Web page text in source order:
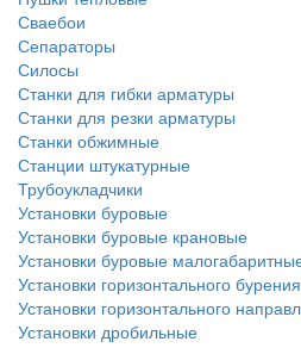
Сваебои
Сепараторы
Силосы
Станки для гибки арматуры
Станки для резки арматуры
Станки обжимные
Станции штукатурные
Трубоукладчики
Установки буровые
Установки буровые крановые
Установки буровые
Установки горизонтального бурения
Установки горизонтального
Установки дробильные